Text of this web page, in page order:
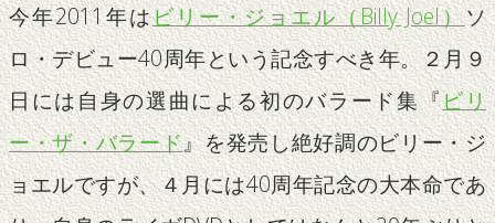
今年2011年はビリー・ジョエル（Billy Joel）ソ
ロ・デビュー40周年という記念すべき年。２月９
日には自身の選曲による初のバラード集『ビリ
ー・ザ・バラード』を発売し絶好調のビリー・ジ
ョエルですが、４月には40周年記念の大本命であ